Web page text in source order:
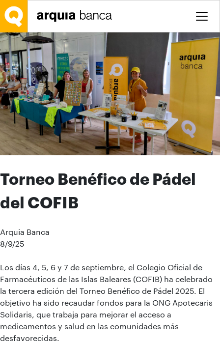
Saltar al contenido principal
Torneo Benéfico de Pádel
del COFIB
Arquia Banca
8/9/25
Los días 4, 5, 6 y 7 de septiembre, el Colegio Oficial de
Farmacéuticos de las Islas Baleares (COFIB) ha celebrado
la tercera edición del Torneo Benéfico de Pádel 2025. El
objetivo ha sido recaudar fondos para la ONG Apotecaris
Solidaris, que trabaja para mejorar el acceso a
medicamentos y salud en las comunidades más
desfavorecidas.